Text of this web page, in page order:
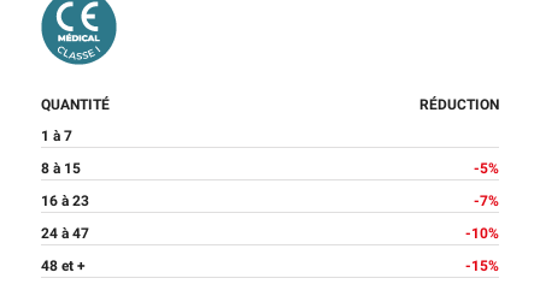
QUANTITÉ
RÉDUCTION
1 à 7
8 à 15
-5%
16 à 23
-7%
24 à 47
-10%
48 et +
-15%